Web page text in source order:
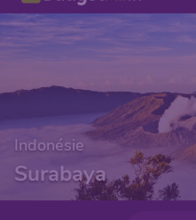
Indonésie
Surabaya